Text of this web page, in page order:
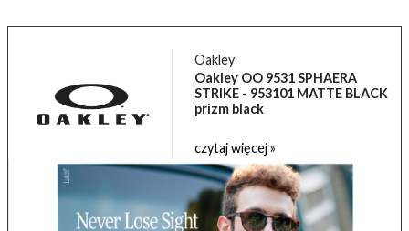
Oakley
Oakley OO 9531 SPHAERA
STRIKE - 953101 MATTE BLACK
prizm black
czytaj więcej »